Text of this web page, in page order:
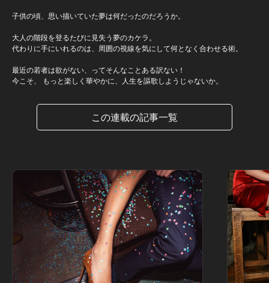
子供の頃、思い描いていた夢は何だったのだろうか。
大人の階段を登るたびに見失う夢のカケラ。
代わりに手にいれるのは、周囲の視線を気にして何となく合わせる術。
最近の若者は欲がない、ってそんなことある訳ない！
今こそ、 もっと楽しく華やかに、人生を謳歌しようじゃないか。
この連載の記事一覧